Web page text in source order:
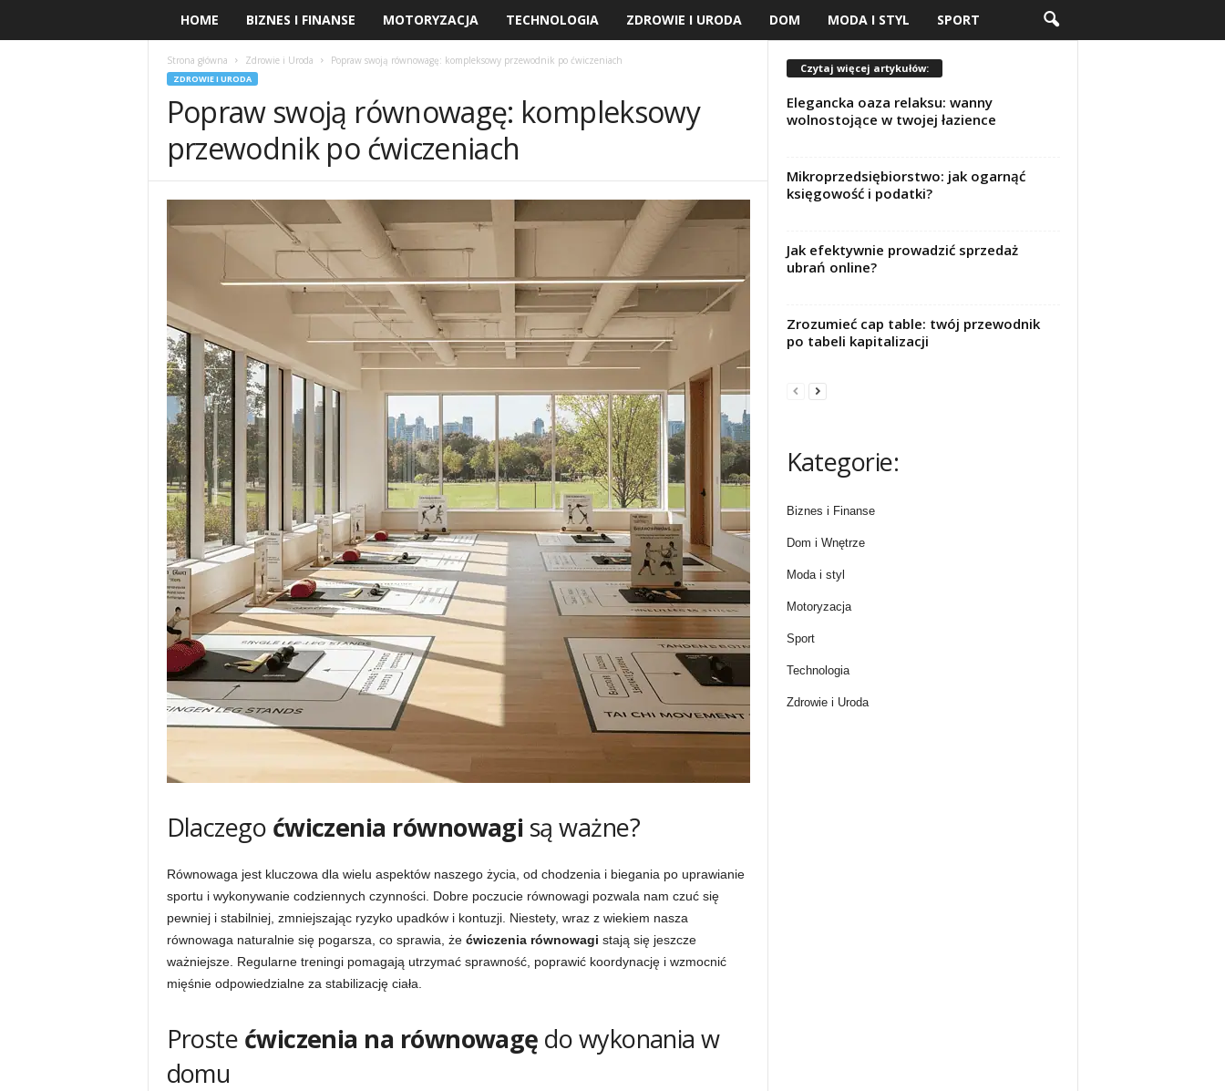
HOME BIZNES I FINANSE MOTORYZACJA TECHNOLOGIA ZDROWIE I URODA DOM MODA I STYL SPORT
Strona główna Zdrowie i Uroda Popraw swoją równowagę: kompleksowy przewodnik po ćwiczeniach
ZDROWIE I URODA
Popraw swoją równowagę: kompleksowy
przewodnik po ćwiczeniach
Dlaczego ćwiczenia równowagi są ważne?
Równowaga jest kluczowa dla wielu aspektów naszego życia, od chodzenia i biegania po uprawianie
sportu i wykonywanie codziennych czynności. Dobre poczucie równowagi pozwala nam czuć się
pewniej i stabilniej, zmniejszając ryzyko upadków i kontuzji. Niestety, wraz z wiekiem nasza
równowaga naturalnie się pogarsza, co sprawia, że ćwiczenia równowagi stają się jeszcze
ważniejsze. Regularne treningi pomagają utrzymać sprawność, poprawić koordynację i wzmocnić
mięśnie odpowiedzialne za stabilizację ciała.
Proste ćwiczenia na równowagę do wykonania w
domu
Czytaj więcej artykułów:
Elegancka oaza relaksu: wanny
wolnostojące w twojej łazience
Mikroprzedsiębiorstwo: jak ogarnąć
księgowość i podatki?
Jak efektywnie prowadzić sprzedaż
ubrań online?
Zrozumieć cap table: twój przewodnik
po tabeli kapitalizacji
Kategorie:
Biznes i Finanse
Dom i Wnętrze
Moda i styl
Motoryzacja
Sport
Technologia
Zdrowie i Uroda